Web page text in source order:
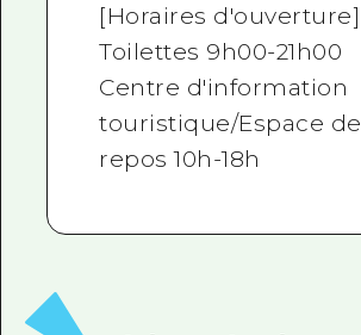
[Horaires d'ouverture]
Toilettes 9h00-21h00
Centre d'information
touristique/Espace de
repos 10h-18h